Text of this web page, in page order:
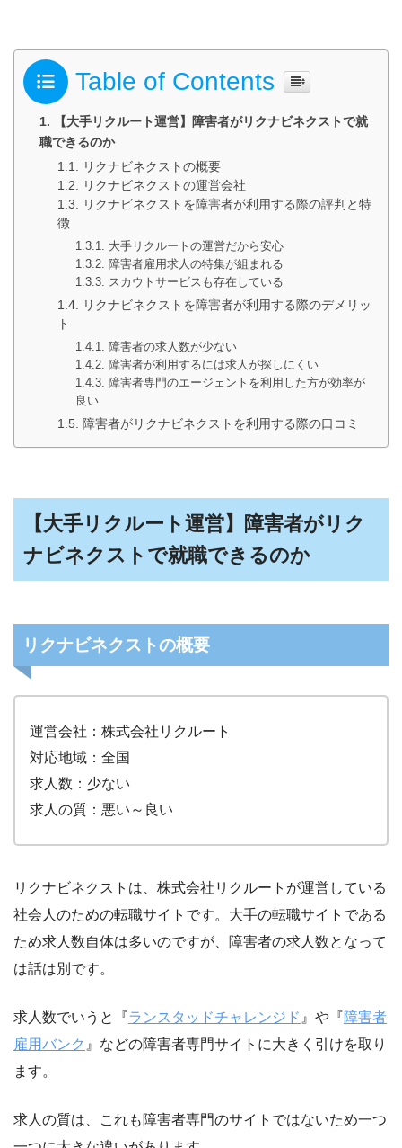
Table of Contents
【大手リクルート運営】障害者がリクナビネクストで就
職できるのか
リクナビネクストの概要
リクナビネクストの運営会社
リクナビネクストを障害者が利用する際の評判と特
徴
大手リクルートの運営だから安心
障害者雇用求人の特集が組まれる
スカウトサービスも存在している
リクナビネクストを障害者が利用する際のデメリッ
ト
障害者の求人数が少ない
障害者が利用するには求人が探しにくい
障害者専門のエージェントを利用した方が効率が
良い
障害者がリクナビネクストを利用する際の口コミ
【大手リクルート運営】障害者がリク
ナビネクストで就職できるのか
リクナビネクストの概要
運営会社：株式会社リクルート
対応地域：全国
求人数：少ない
求人の質：悪い～良い
リクナビネクストは、株式会社リクルートが運営している
社会人のための転職サイトです。大手の転職サイトである
ため求人数自体は多いのですが、障害者の求人数となって
は話は別です。
求人数でいうと『ランスタッドチャレンジド 』や『障害者
雇用バンク 』などの障害者専門サイトに大きく引けを取り
ます。
求人の質は、これも障害者専門のサイトではないため一つ